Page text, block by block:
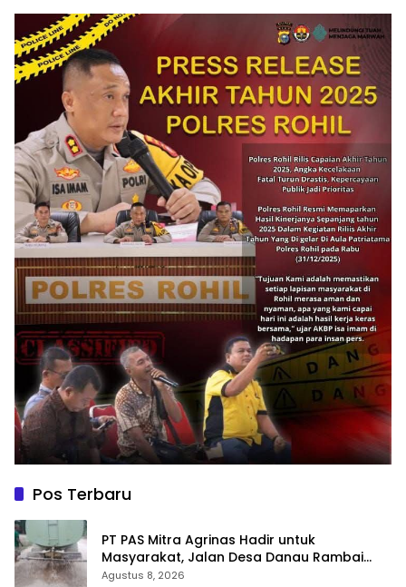
Pos Terbaru
‎PT PAS Mitra Agrinas Hadir untuk
Masyarakat, Jalan Desa Danau Rambai
Dirawat dan Disiram
Agustus 8, 2026